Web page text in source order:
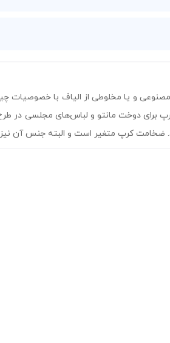
مصنوعی و یا مخلوطی از الیاف با
برای دوخت مانتو و لباس‌های مجلسی
کرپ متغیر است و البته جنس آن نیز